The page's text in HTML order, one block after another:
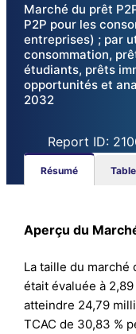
Marché du prêt
P2P pour les
entreprises) ; par
consommation,
étudiants, prêts
opportunités et
2032
Report ID:
Résumé
Aperçu du
La taille du marché
était évaluée à
atteindre 24,79
TCAC de 30,83 %